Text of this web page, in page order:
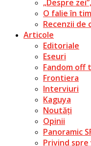
„Despre
O falie în
Recenzii de
Articole
Editoriale
Eseuri
Fandom off
Frontiera
Interviuri
Kaguya
Noutăți
Opinii
Panoramic
Privind